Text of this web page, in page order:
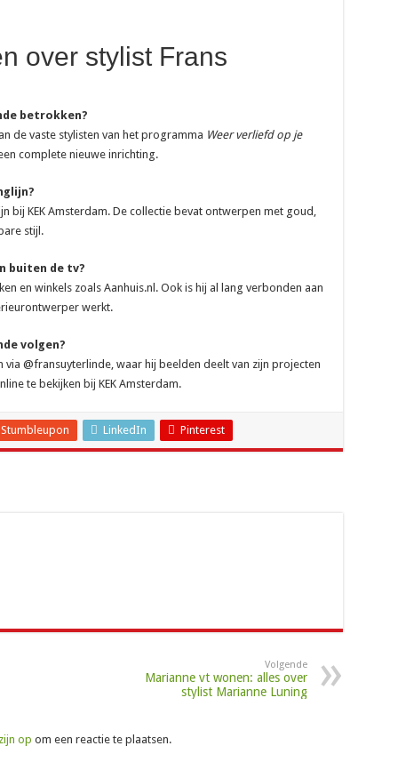
over stylist Frans
betrokken?
de vaste stylisten van het programma Weer verliefd op je
complete nieuwe inrichting.
bij KEK Amsterdam. De collectie bevat ontwerpen met goud,
stijl.
buiten de tv?
en winkels zoals Aanhuis.nl. Ook is hij al lang verbonden aan
werkt.
volgen?
@fransuyterlinde, waar hij beelden deelt van zijn projecten
te bekijken bij KEK Amsterdam.
Stumbleupon LinkedIn Pinterest
Volgende
Marianne vt wonen: alles over
stylist Marianne Luning
op om een reactie te plaatsen.